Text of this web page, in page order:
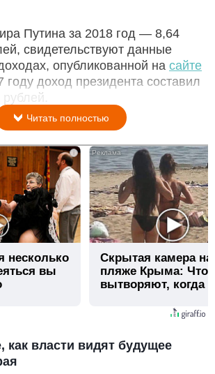
Путина за 2018 год — 8,64
свидетельствуют данные
опубликованной на сайте
доход президента составил
Читать полностью
несколько
вы
Скрытая камера на
пляже Крыма: Что
вытворяют, когда
как власти видят будущее